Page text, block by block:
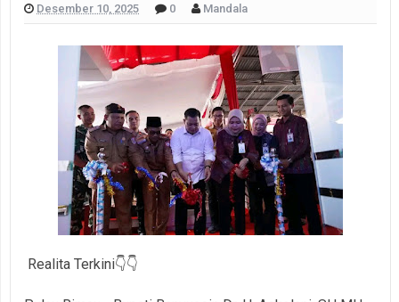
Desember 10, 2025 0 Mandala
Realita Terkini👇👇